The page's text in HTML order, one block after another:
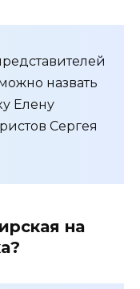
назвать
Елену
Сергея
на